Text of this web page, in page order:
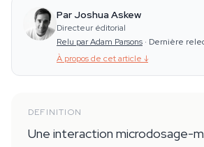
Par Joshua Askew
Directeur éditorial
Relu par Adam Parsons · Dernière
À propos de cet article ↓
DEFINITION
Une interaction microdosage-